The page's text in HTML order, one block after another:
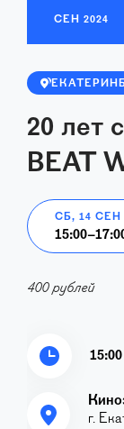
СЕН 2024
20 лет
BEAT
СБ, 14 СЕН
15:00–
400 рублей
г.